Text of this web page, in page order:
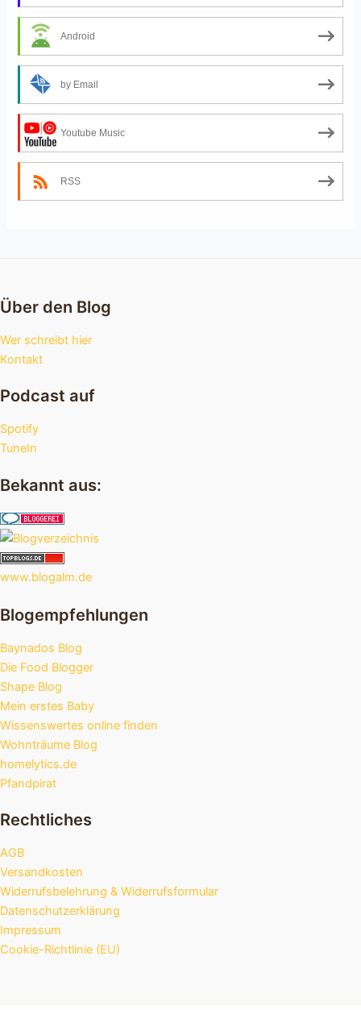
Android
by Email
Youtube Music
RSS
Über den Blog
Wer schreibt hier
Kontakt
Podcast auf
Spotify
TuneIn
Bekannt aus:
www.blogalm.de
Blogempfehlungen
Baynados Blog
Die Food Blogger
Shape Blog
Mein erstes Baby
Wissenswertes online finden
Wohnträume Blog
homelytics.de
Pfandpirat
Rechtliches
AGB
Versandkosten
Widerrufsbelehrung & Widerrufsformular
Datenschutzerklärung
Impressum
Cookie-Richtlinie (EU)